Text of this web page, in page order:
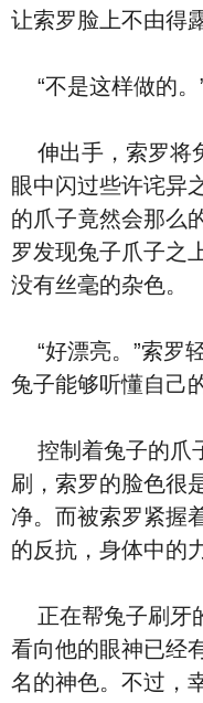
让索罗脸上不由得
“不是这样做的。
伸出手，索罗将
眼中闪过些许诧异
的爪子竟然会那么
罗发现兔子爪子之
没有丝毫的杂色。
“好漂亮。”索罗
兔子能够听懂自己
控制着兔子的爪
刷，索罗的脸色很
净。而被索罗紧握
的反抗，身体中的
正在帮兔子刷牙
看向他的眼神已经
名的神色。不过，